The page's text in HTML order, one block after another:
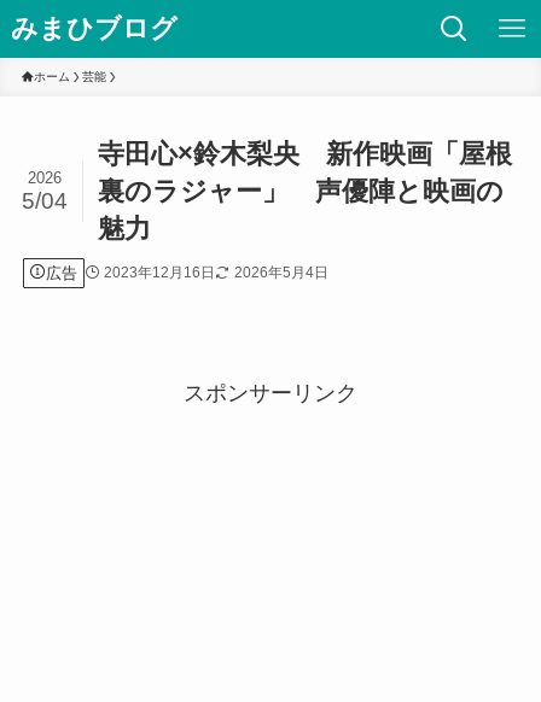
みまひブログ
ホーム 芸能
寺田心×鈴木梨央 新作映画「屋根
裏のラジャー」 声優陣と映画の
魅力
2026
5/04
広告 2023年12月16日 2026年5月4日
スポンサーリンク